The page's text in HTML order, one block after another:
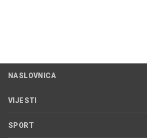
NASLOVNICA
VIJESTI
SPORT